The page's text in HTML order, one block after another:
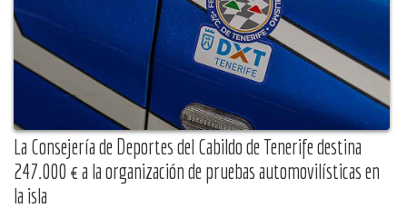
La Consejería de Deportes del Cabildo de Tenerife destina
247.000 € a la organización de pruebas automovilísticas en
la isla